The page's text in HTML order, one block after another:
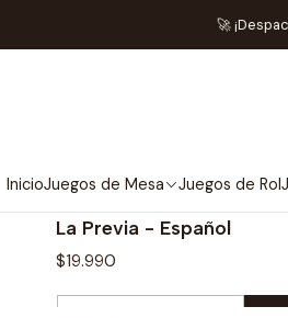
InicioJuegos de Mesa Juegos de Rol
🚀
La Previa - Español
$19.990